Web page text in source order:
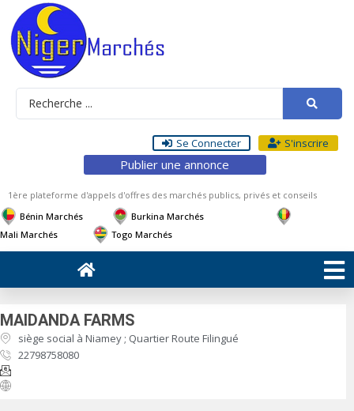
Se Connecter S'inscrire
Publier une annonce
1ère plateforme d'appels d'offres des marchés publics, privés et conseils
Bénin Marchés
Burkina Marchés
Mali Marchés
Togo Marchés
MAIDANDA FARMS
siège social à Niamey ; Quartier Route Filingué
22798758080